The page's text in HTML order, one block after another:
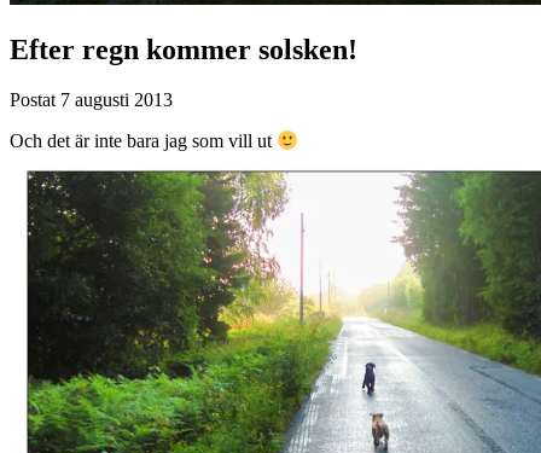
Efter regn kommer solsken!
Postat 7 augusti 2013
Och det är inte bara jag som vill ut